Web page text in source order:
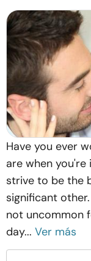
Have you ever
are when you're
strive to be the
significant
not uncommon
day... Ver más